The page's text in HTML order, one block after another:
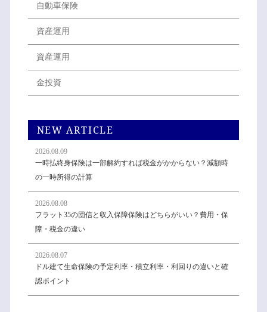
自動車保険
資産運用
資産運用
金投資
NEW ARTICLE
2026.08.09
一時払終身保険は一部解約すれば税金がかからない？減額時
の一時所得の計算
2026.08.08
フラット35の団信と収入保障保険はどちらがいい？費用・保
障・税金の違い
2026.08.07
ドル建て生命保険の予定利率・積立利率・利回りの違いと確
認ポイント